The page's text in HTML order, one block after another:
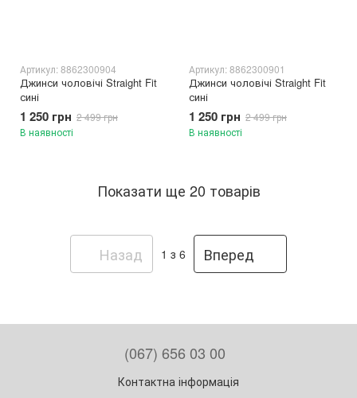
Артикул: 8862300904
Джинси чоловічі Straight Fit
сині
1 250 грн 2 499 грн
В наявності
Артикул: 8862300901
Джинси чоловічі Straight Fit
сині
1 250 грн 2 499 грн
В наявності
Показати ще 20 товарів
Назад 1 з 6 Вперед
(067) 656 03 00
Контактна інформація